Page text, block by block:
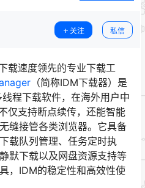
关注 私信
载速度领先的专业下载工
（简称IDM下载器）是
程下载软件，在海外用户中
仅支持断点续传，还能智能
缝接管各类浏览器。它具备
载队列管理、任务定时执
默下载以及网盘资源支持等
，IDM的稳定性和高效性使